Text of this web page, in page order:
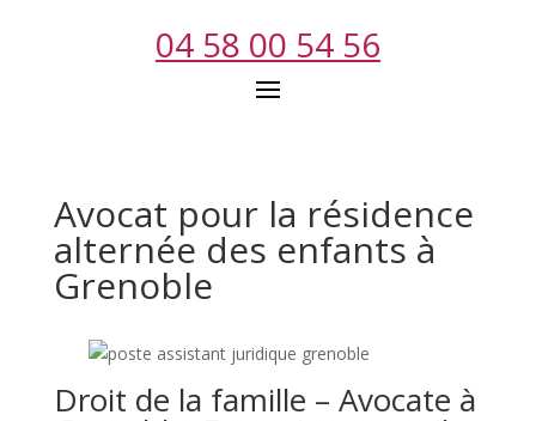
04 58 00 54 56
Avocat pour la résidence
alternée des enfants à
Grenoble
Droit de la famille – Avocate à